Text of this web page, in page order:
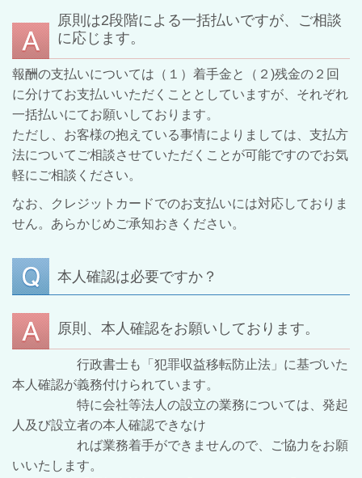
原則は2段階による一括払いですが、ご相談
に応じます。
報酬の支払いについては（１）着手金と（２)残金の２回
に分けてお支払いいただくこととしていますが、それぞれ
一括払いにてお願いしております。
ただし、お客様の抱えている事情によりましては、支払方
法についてご相談させていただくことが可能ですのでお気
軽にご相談ください。
なお、クレジットカードでのお支払いには対応しておりま
せん。あらかじめご承知おきください。
本人確認は必要ですか？
原則、本人確認をお願いしております。
行政書士も「犯罪収益移転防止法」に基づいた
本人確認が義務付けられています。
​ 特に会社等法人の設立の業務については、発起
人及び設立者の本人確認できなけ
れば業務着手ができませんので、ご協力をお願
いいたします。